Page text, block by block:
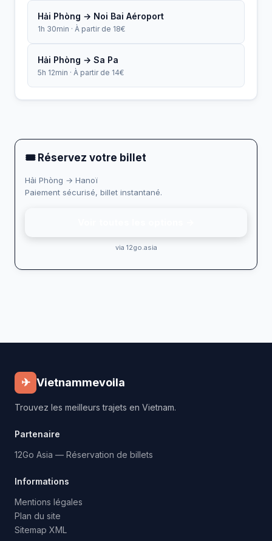
Hải Phòng → Noi Bai Aéroport
1h 30min · À partir de 18€
Hải Phòng → Sa Pa
5h 12min · À partir de 14€
🎟 Réservez votre billet
Hải Phòng → Hanoï
Paiement sécurisé, billet instantané.
via 12go.asia
✈ Vietnammevoila
Trouvez les meilleurs trajets en Vietnam.
Partenaire
12Go Asia — Réservation de billets
Informations
Mentions légales
Plan du site
Sitemap XML